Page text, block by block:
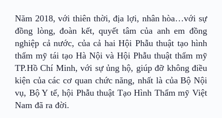
Năm 2018, với thiên thời, địa lợi, nhân hòa…với sự
đồng lòng, đoàn kết, quyết tâm của anh em đồng
nghiệp cả nước, của cả hai Hội Phẫu thuật tạo hình
thẩm mỹ tái tạo Hà Nội và Hội Phẫu thuật thẩm mỹ
TP.Hồ Chí Minh, với sự ủng hộ, giúp đỡ không điều
kiện của các cơ quan chức năng, nhất là của Bộ Nội
vụ, Bộ Y tế, hội Phẫu thuật Tạo Hình Thẩm mỹ Việt
Nam đã ra đời.